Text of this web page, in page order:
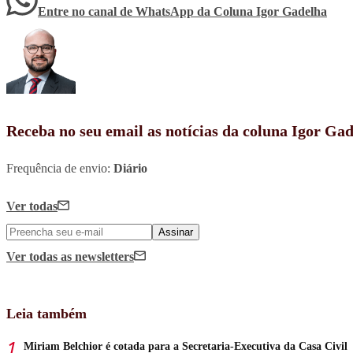
Entre no canal de WhatsApp da Coluna Igor Gadelha
Receba no seu email as notícias da coluna Igor
Frequência de envio: Diário
Ver todas
Assinar
Ver todas as newsletters
Leia também
Miriam Belchior é cotada para a Secretaria-Executiva da Casa Civil